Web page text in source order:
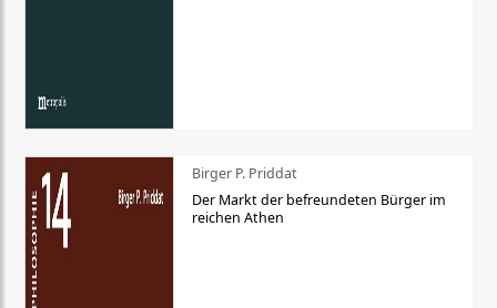
Birger P. Priddat
Der Markt der befreundeten Bürger im
reichen Athen